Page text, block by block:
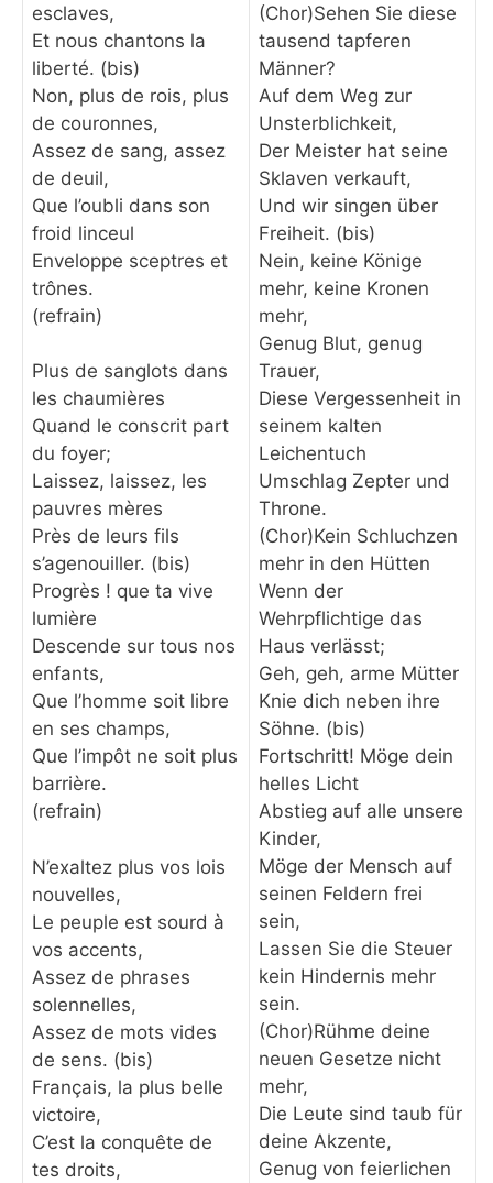
esclaves,
Et nous chantons la
liberté. (bis)
Non, plus de rois, plus
de couronnes,
Assez de sang, assez
de deuil,
Que l’oubli dans son
froid linceul
Enveloppe sceptres et
trônes.
(refrain)
Plus de sanglots dans
les chaumières
Quand le conscrit part
du foyer;
Laissez, laissez, les
pauvres mères
Près de leurs fils
s’agenouiller. (bis)
Progrès ! que ta vive
lumière
Descende sur tous nos
enfants,
Que l’homme soit libre
en ses champs,
Que l’impôt ne soit plus
barrière.
(refrain)
N’exaltez plus vos lois
nouvelles,
Le peuple est sourd à
vos accents,
Assez de phrases
solennelles,
Assez de mots vides
de sens. (bis)
Français, la plus belle
victoire,
C’est la conquête de
tes droits,
(Chor)Sehen Sie diese
tausend tapferen
Männer?
Auf dem Weg zur
Unsterblichkeit,
Der Meister hat seine
Sklaven verkauft,
Und wir singen über
Freiheit. (bis)
Nein, keine Könige
mehr, keine Kronen
mehr,
Genug Blut, genug
Trauer,
Diese Vergessenheit in
seinem kalten
Leichentuch
Umschlag Zepter und
Throne.
(Chor)Kein Schluchzen
mehr in den Hütten
Wenn der
Wehrpflichtige das
Haus verlässt;
Geh, geh, arme Mütter
Knie dich neben ihre
Söhne. (bis)
Fortschritt! Möge dein
helles Licht
Abstieg auf alle unsere
Kinder,
Möge der Mensch auf
seinen Feldern frei
sein,
Lassen Sie die Steuer
kein Hindernis mehr
sein.
(Chor)Rühme deine
neuen Gesetze nicht
mehr,
Die Leute sind taub für
deine Akzente,
Genug von feierlichen